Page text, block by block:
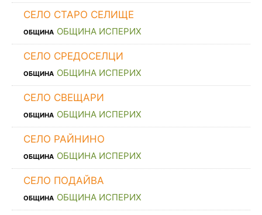
СЕЛО СТАРО СЕЛИЩЕ
ОБЩИНА ОБЩИНА ИСПЕРИХ
СЕЛО СРЕДОСЕЛЦИ
ОБЩИНА ОБЩИНА ИСПЕРИХ
СЕЛО СВЕЩАРИ
ОБЩИНА ОБЩИНА ИСПЕРИХ
СЕЛО РАЙНИНО
ОБЩИНА ОБЩИНА ИСПЕРИХ
СЕЛО ПОДАЙВА
ОБЩИНА ОБЩИНА ИСПЕРИХ